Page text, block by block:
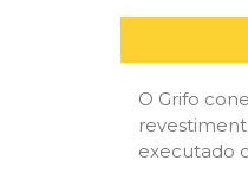
O Grifo
executado